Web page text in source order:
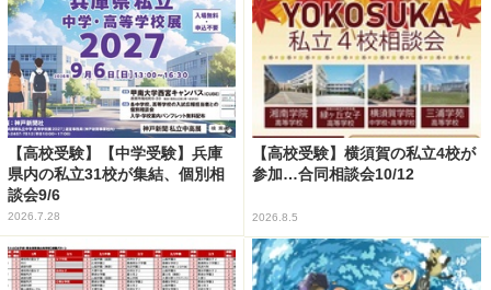
【高校受験】【中学受験】兵庫
県内の私立31校が集結、個別相
談会9/6
2026.7.28
【高校受験】横須賀の私立4校が
参加…合同相談会10/12
2026.8.5